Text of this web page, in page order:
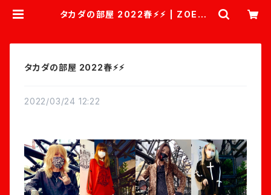
タカダの部屋 2022春⚡︎⚡︎ | ZOEST
タカダの部屋 2022春⚡︎⚡︎
2022/03/24 12:22